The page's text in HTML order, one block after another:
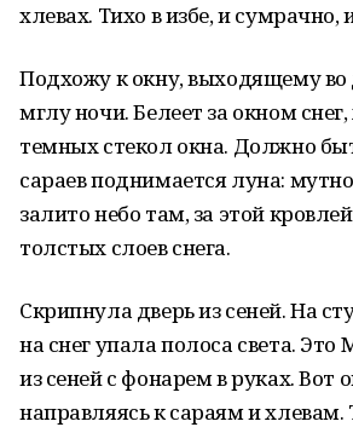
хлевах. Тихо в избе, и сумрачно,
Подхожу к окну, выходящему во
мглу ночи. Белеет за окном
темных стекол окна. Должно
сараев поднимается луна:
залито небо там, за этой
толстых слоев снега.
Скрипнула дверь из сеней. На
на снег упала полоса света.
из сеней с фонарем в руках. Вот
направляясь к сараям и